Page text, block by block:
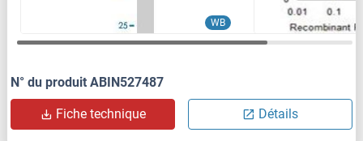
WB
N° du produit ABIN527487
Fiche technique Détails